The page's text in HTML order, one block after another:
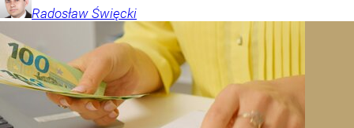
Radosław Święcki